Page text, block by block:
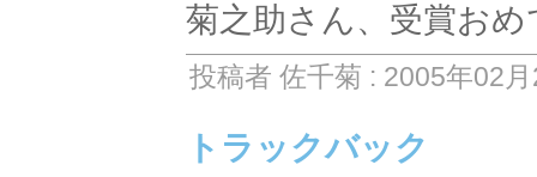
菊之助さん、受賞お
投稿者 佐千菊 : 2005年02
トラックバック